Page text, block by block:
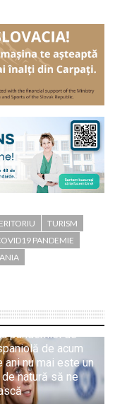
TURISM
PANDEMIE
Mahler:
pandemiei de
de acum
ani nu mai este un
natură să ne